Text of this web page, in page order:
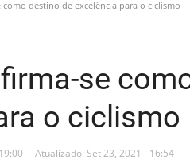
destino de excelência para o ciclismo
se
o ciclismo
Atualizado: Set 23, 2021 - 16:54